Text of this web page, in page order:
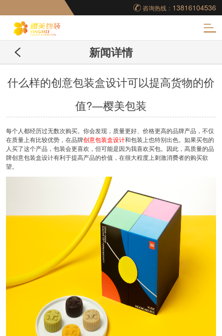
咨询热线： 13816104536
妆品包装盒工厂,高档
包装盒定制,创意包装
新闻详情
什么样的创意包装盒设计可以提高货物的价
值?—樱美包装
每个人都经历过无数次购买。你会发现，质量更好、价格更高的品牌产品，不仅
在质量上有比较优势，在品牌创意包装盒设计和包装上也特别出色。如果买包的
人买了这个产品，包装会更喜欢，但可能是因为我喜欢买包。因此，高质量的品
牌创意包装盒设计有利于提高产品的价值，在很大程度上刺激消费者的购买欲
望。